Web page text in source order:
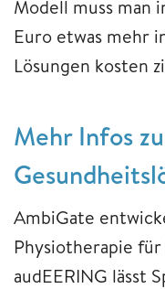
Modell muss man
Euro etwas mehr
Lösungen kosten
Mehr Infos
AmbiGate
Physiotherapie
audEERING lässt